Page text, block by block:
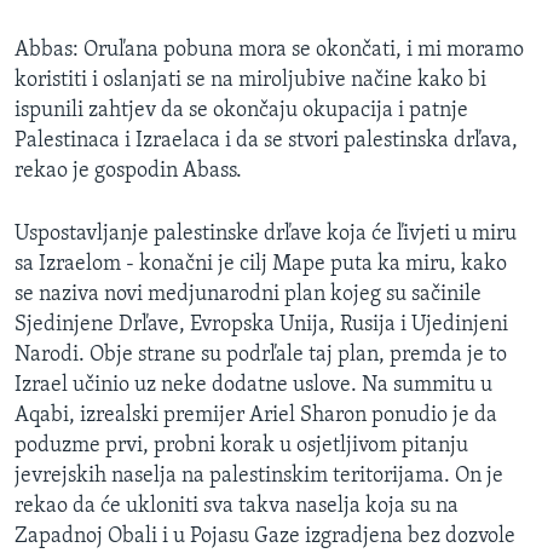
Abbas: Oruľana pobuna mora se okončati, i mi moramo
koristiti i oslanjati se na miroljubive načine kako bi
ispunili zahtjev da se okončaju okupacija i patnje
Palestinaca i Izraelaca i da se stvori palestinska drľava,
rekao je gospodin Abass.
Uspostavljanje palestinske drľave koja će ľivjeti u miru
sa Izraelom - konačni je cilj Mape puta ka miru, kako
se naziva novi medjunarodni plan kojeg su sačinile
Sjedinjene Drľave, Evropska Unija, Rusija i Ujedinjeni
Narodi. Obje strane su podrľale taj plan, premda je to
Izrael učinio uz neke dodatne uslove. Na summitu u
Aqabi, izrealski premijer Ariel Sharon ponudio je da
poduzme prvi, probni korak u osjetljivom pitanju
jevrejskih naselja na palestinskim teritorijama. On je
rekao da će ukloniti sva takva naselja koja su na
Zapadnoj Obali i u Pojasu Gaze izgradjena bez dozvole